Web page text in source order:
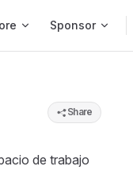
Sponsor
Share
de trabajo